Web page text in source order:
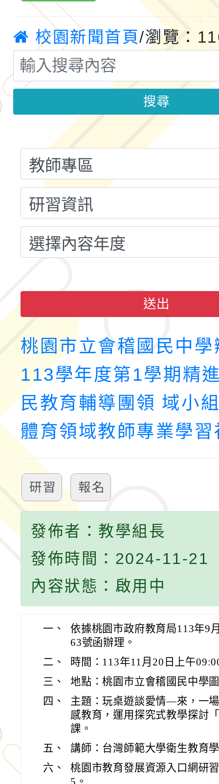
「2026年『王牌愛／
運動系列徵選頒獎典禮
成果展」
2026城鎮韌性防空演習
桃園市大溪自造教育及
年八月份教師研習
國立成功大學辦理「台
融平台-教案暨教學示
115學年度「學習扶助
計畫子計畫十一-2：國
小時認證研習計畫」
115年度「教育部表揚
義教育推展貢獻獎」實
校園新聞首頁/瀏覽：
搜尋
送出
桃園市立會稽國民中
113學年度第1學期精
民教育輔導團領 域小
體育領域教師專業學習
研習 報名
發佈者：教學組長
發佈時間：2024-11-21
內容狀態：啟用中
一、
依據桃園市政府教育局113年9
63號函辦理。
二、
時間：113年11月20日上午
三、
地點：桃園市立會稽國民中學
四、
主題：玩桌遊談愛情—來，一
感教育，運用探究式教學探討
課。
五、
講師：台灣師範大學衛生教育
六、
桃園市教育發展資源入口網研
5。